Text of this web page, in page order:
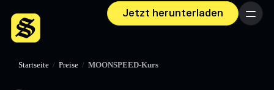
Jetzt herunterladen Menü
Startseite / Preise / MOONSPEED-Kurs